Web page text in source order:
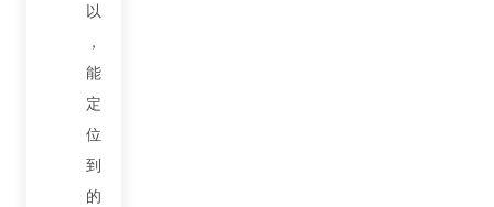
以
，
能
定
位
到
的